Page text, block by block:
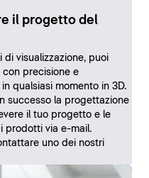
il progetto del
di visualizzazione, puoi
precisione e
qualsiasi momento in 3D.
successo la progettazione
il tuo progetto e le
prodotti via e-mail.
uno dei nostri